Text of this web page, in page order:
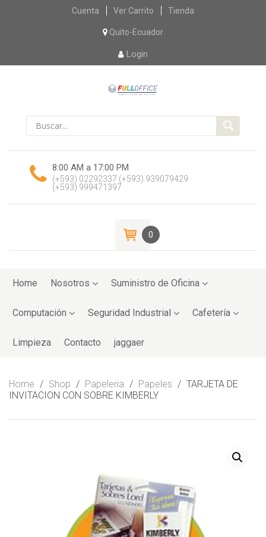
Skip
content
Cuenta Ver Carrito Tienda
Quito-Ecuador
Login
8:00 AM a 17:00 PM
(+593) 02292337 (+593) 939079429
(+593) 999471397
0
toHome Nosotros Suministro de Oficina
Computación Seguridad Industrial Cafetería
Limpieza Contacto jaggaer
Home / Shop / Papeleria / Papeles / TARJETA DE
INVITACION CON SOBRE KIMBERLY